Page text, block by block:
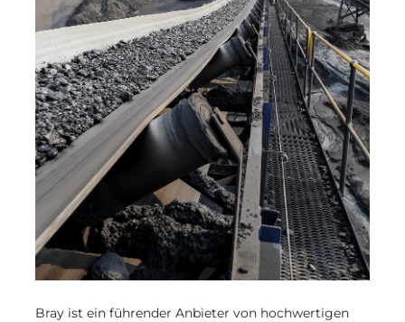
Bray ist ein führender Anbieter von hochwertigen